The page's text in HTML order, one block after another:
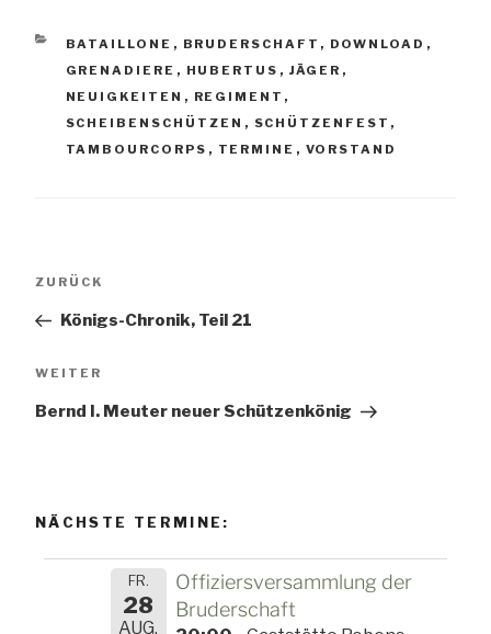
KATEGORIEN
BATAILLONE , BRUDERSCHAFT , DOWNLOAD ,
GRENADIERE , HUBERTUS , JÄGER ,
NEUIGKEITEN , REGIMENT ,
SCHEIBENSCHÜTZEN , SCHÜTZENFEST ,
TAMBOURCORPS , TERMINE , VORSTAND
Vorheriger
ZURÜCK
Königs-Chronik, Teil 21
Nächster
WEITER
Bernd I. Meuter neuer Schützenkönig
NÄCHSTE TERMINE:
FR.
28
AUG.
Offiziersversammlung der
Bruderschaft